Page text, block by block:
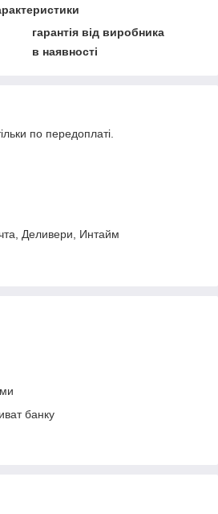
гарантія від виробника
в наявності
по передоплаті.
Деливери, Интайм
банку